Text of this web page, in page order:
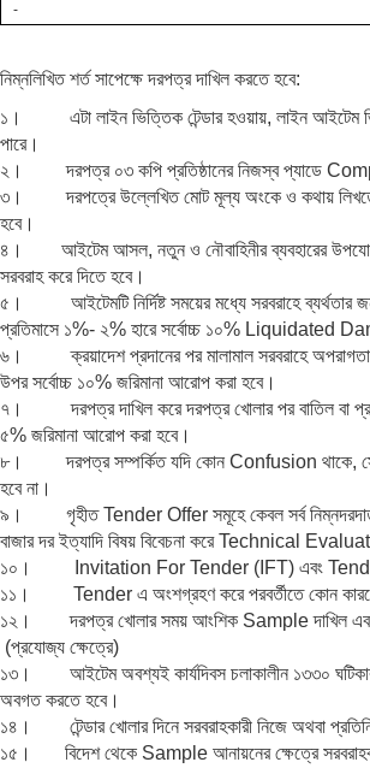
-
নিম্নলিখিত শর্ত সাপেক্ষে দরপত্র দাখিল করতে হবে:
১। এটা লাইন ভিত্তিক টেন্ডার হওয়ায়, লাইন আইটেম
পারে।
২। দরপত্র ০৩ কপি প্রতিষ্ঠানের নিজস্ব প্যাডে
৩। দরপত্রে উল্লেখিত মোট মূল্য অংকে ও কথায় লিখতে
হবে।
৪। আইটেম আসল, নতুন ও নৌবাহিনীর ব্যবহারের উপযোগী
সরবরাহ করে দিতে হবে।
৫। আইটেমটি নির্দিষ্ট সময়ের মধ্যে সরবরাহে ব্যর্থতার
প্রতিমাসে ১%- ২% হারে সর্বোচ্চ ১০% Liquidated
৬। ক্রয়াদেশ প্রদানের পর মালামাল সরবরাহে অপরাগতা
উপর সর্বোচ্চ ১০% জরিমানা আরোপ করা হবে।
৭। দরপত্র দাখিল করে দরপত্র খোলার পর বাতিল বা
৫% জরিমানা আরোপ করা হবে।
৮। দরপত্র সম্পর্কিত যদি কোন Confusion থাকে, সে
হবে না।
৯। গৃহীত Tender Offer সমূহে কেবল সর্ব
বাজার দর ইত্যাদি বিষয় বিবেচনা করে Technical
১০। Invitation For Tender (IFT) এবং Tender
১১। Tender এ অংশগ্রহণ করে পরবর্তীতে কোন কারণে
১২। দরপত্র খোলার সময় আংশিক Sample দাখিল এবং
(প্রযোজ্য ক্ষেত্রে)
১৩। আইটেম অবশ্যই কার্যদিবস চলাকালীন ১৩৩০ ঘটিকার
অবগত করতে হবে।
১৪। টেন্ডার খোলার দিনে সরবরাহকারী নিজে অথবা
১৫। বিদেশ থেকে Sample আনায়নের ক্ষেত্রে